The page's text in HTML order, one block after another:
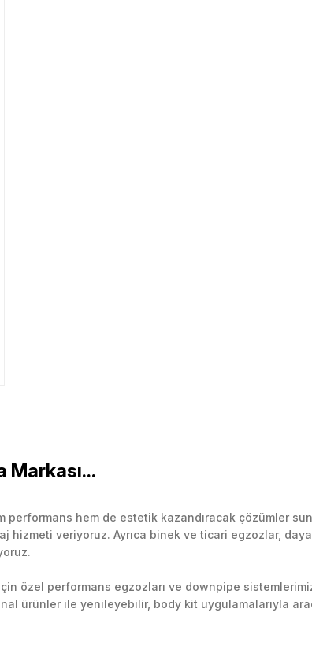
Markası...
performans hem de estetik kazandıracak çözümler
hizmeti veriyoruz. Ayrıca binek ve ticari egzozlar,
özel performans egzozları ve downpipe
ürünler ile yenileyebilir, body kit uygulamalarıyla
uzun ömürlüdür. İstanbul’daki montaj merkezimizde